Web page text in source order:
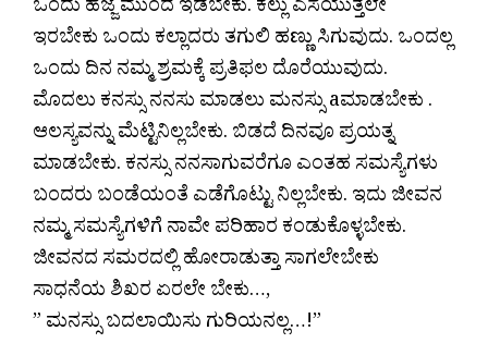
ಒಂದು ಹೆಜ್ಜೆ ಮುಂದೆ ಇಡಬೇಕು. ಕಲ್ಲು ಎಸೆಯುತ್ತಲೇ
ಇರಬೇಕು ಒಂದು ಕಲ್ಲಾದರು ತಗುಲಿ ಹಣ್ಣು ಸಿಗುವುದು. ಒಂದಲ್ಲ
ಒಂದು ದಿನ ನಮ್ಮ ಶ್ರಮಕ್ಕೆ ಪ್ರತಿಫಲ ದೊರೆಯುವುದು.
ಮೊದಲು ಕನಸ್ಸು ನನಸು ಮಾಡಲು ಮನಸ್ಸು aಮಾಡಬೇಕು .
ಆಲಸ್ಯವನ್ನು ಮೆಟ್ಟಿನಿಲ್ಲಬೇಕು. ಬಿಡದೆ ದಿನವೂ ಪ್ರಯತ್ನ
ಮಾಡಬೇಕು. ಕನಸ್ಸು ನನಸಾಗುವರೆಗೂ ಎಂತಹ ಸಮಸ್ಯೆಗಳು
ಬಂದರು ಬಂಡೆಯಂತೆ ಎಡೆಗೊಟ್ಟು ನಿಲ್ಲಬೇಕು. ಇದು ಜೀವನ
ನಮ್ಮ ಸಮಸ್ಯೆಗಳಿಗೆ ನಾವೇ ಪರಿಹಾರ ಕಂಡುಕೊಳ್ಳಬೇಕು.
ಜೀವನದ ಸಮರದಲ್ಲಿ ಹೋರಾಡುತ್ತಾ ಸಾಗಲೇಬೇಕು
ಸಾಧನೆಯ ಶಿಖರ ಏರಲೇ ಬೇಕು…,
” ಮನಸ್ಸು ಬದಲಾಯಿಸು ಗುರಿಯನಲ್ಲ…!”